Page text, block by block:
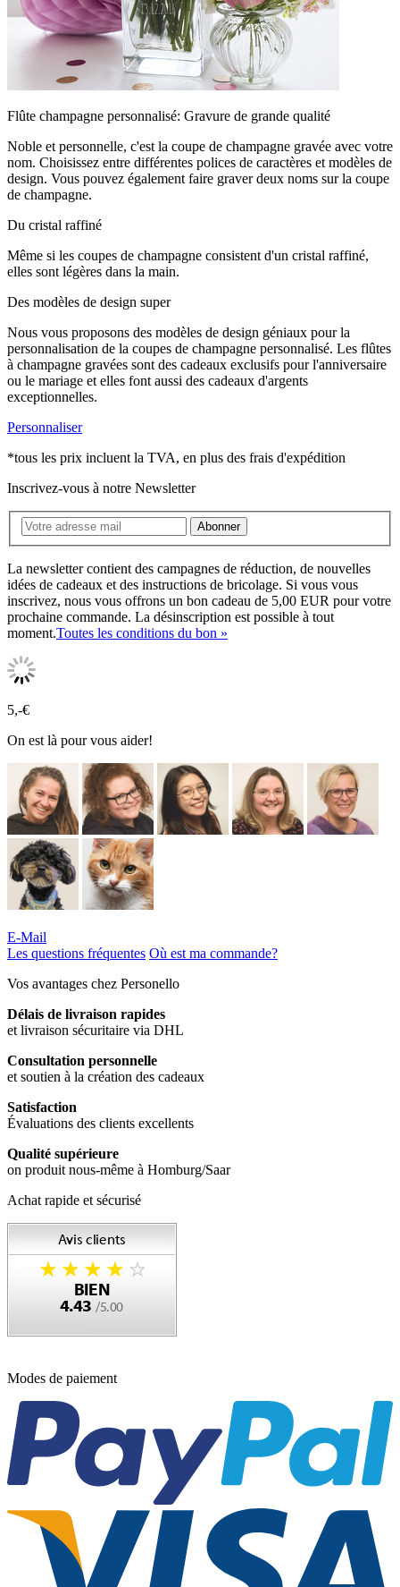
Flûte champagne personnalisé: Gravure de grande qualité
Noble et personnelle, c'est la coupe de champagne gravée avec votre
nom. Choisissez entre différentes polices de caractères et modèles de
design. Vous pouvez également faire graver deux noms sur la coupe
de champagne.
Du cristal raffiné
Même si les coupes de champagne consistent d'un cristal raffiné,
elles sont légères dans la main.
Des modèles de design super
Nous vous proposons des modèles de design géniaux pour la
personnalisation de la coupes de champagne personnalisé. Les flûtes
à champagne gravées sont des cadeaux exclusifs pour l'anniversaire
ou le mariage et elles font aussi des cadeaux d'argents
exceptionnelles.
Personnaliser
*tous les prix incluent la TVA, en plus des frais d'expédition
Inscrivez-vous à notre Newsletter
Abonner
La newsletter contient des campagnes de réduction, de nouvelles
idées de cadeaux et des instructions de bricolage. Si vous vous
inscrivez, nous vous offrons un bon cadeau de 5,00 EUR pour votre
prochaine commande. La désinscription est possible à tout
moment.Toutes les conditions du bon »
5,-€
On est là pour vous aider!
E-Mail
Les questions fréquentes Où est ma commande?
Vos avantages chez Personello
Délais de livraison rapides
et livraison sécuritaire via DHL
Consultation personnelle
et soutien à la création des cadeaux
Satisfaction
Évaluations des clients excellents
Qualité supérieure
on produit nous-même à Homburg/Saar
Achat rapide et sécurisé
Modes de paiement